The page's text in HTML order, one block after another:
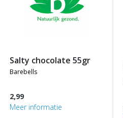
salty chocolate 55gr
barebells
2,99
Meer informatie